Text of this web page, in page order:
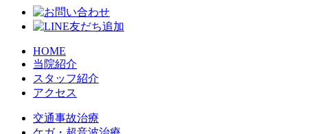
HOME
当院紹介
スタッフ紹介
アクセス
交通事故治療